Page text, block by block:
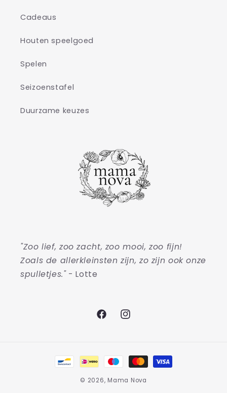
Cadeaus
Houten speelgoed
Spelen
Seizoenstafel
Duurzame keuzes
"Zoo lief, zoo zacht, zoo mooi, zoo fijn!
Zoals de allerkleinsten zijn, zo zijn ook onze
spulletjes."- Lotte
FacebookInstagram
Betaalmethoden
© 2026, Mama Nova